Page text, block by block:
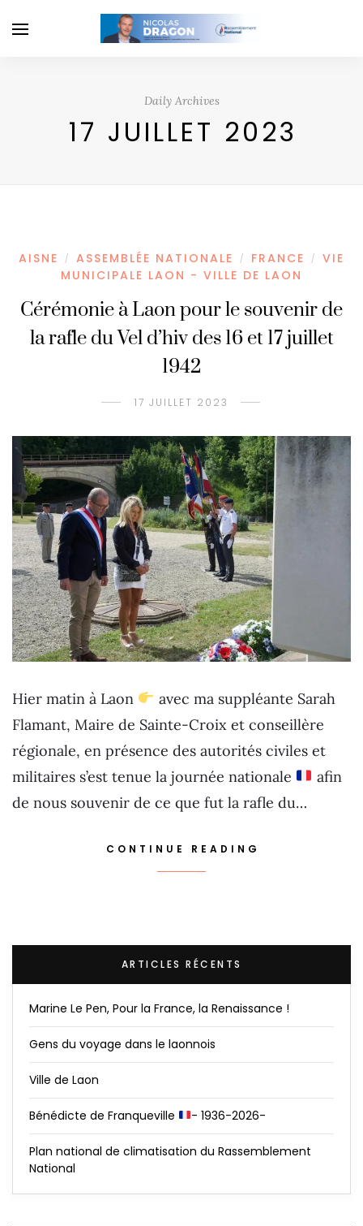
Daily Archives
17 JUILLET 2023
AISNE / ASSEMBLÉE NATIONALE / FRANCE /
VIE
MUNICIPALE LAON - VILLE DE LAON
Cérémonie à Laon pour le souvenir de
la rafle du Vel d’hiv des 16 et 17 juillet
1942
17 JUILLET 2023
Hier matin à Laon
avec ma suppléante Sarah
Flamant, Maire de Sainte-Croix et conseillère
régionale, en présence des autorités civiles et
militaires s’est tenue la journée nationale
afin
de nous souvenir de ce que fut la rafle du…
CONTINUE READING
ARTICLES RÉCENTS
Marine Le Pen, Pour la France, la Renaissance !
Gens du voyage dans le laonnois
Ville de Laon
Bénédicte de Franqueville - 1936-2026-
Plan national de climatisation du Rassemblement
National